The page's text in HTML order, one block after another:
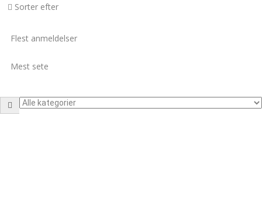
Taastrup
Vigerslev
Herning
Silkeborg
Skive
Sorter efter
Flest anmeldelser
Mest sete